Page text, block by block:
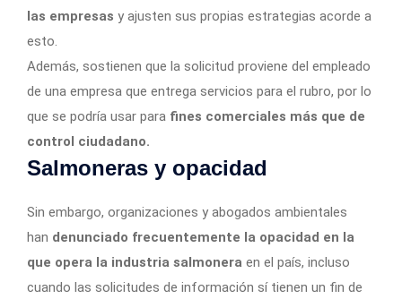
las empresas y ajusten sus propias estrategias acorde a
esto.
Además, sostienen que la solicitud proviene del empleado
de una empresa que entrega servicios para el rubro, por lo
que se podría usar para fines comerciales más que de
control ciudadano.
Salmoneras y opacidad
Sin embargo, organizaciones y abogados ambientales
han denunciado frecuentemente la opacidad en la
que opera la industria salmonera en el país, incluso
cuando las solicitudes de información sí tienen un fin de